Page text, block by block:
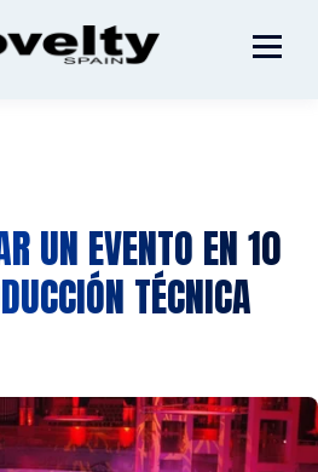
UN EVENTO EN 10
TÉCNICA